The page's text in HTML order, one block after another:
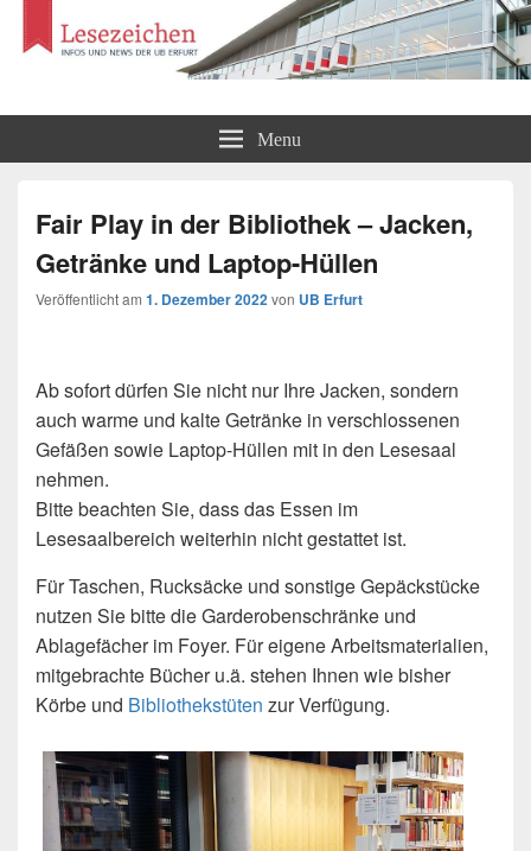
Lesezeichen Menu
Fair Play in der Bibliothek – Jacken,
Getränke und Laptop-Hüllen
Veröffentlicht am 1. Dezember 2022von UB Erfurt
Ab sofort dürfen Sie nicht nur Ihre Jacken, sondern
auch warme und kalte Getränke in verschlossenen
Gefäßen sowie Laptop-Hüllen mit in den Lesesaal
nehmen.
Bitte beachten Sie, dass das Essen im
Lesesaalbereich weiterhin nicht gestattet ist.
Für Taschen, Rucksäcke und sonstige Gepäckstücke
nutzen Sie bitte die Garderobenschränke und
Ablagefächer im Foyer. Für eigene Arbeitsmaterialien,
mitgebrachte Bücher u.ä. stehen Ihnen wie bisher
Körbe und Bibliothekstüten zur Verfügung.